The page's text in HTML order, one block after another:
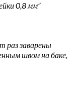
0,8 мм”
раз заварены
швом на баке,